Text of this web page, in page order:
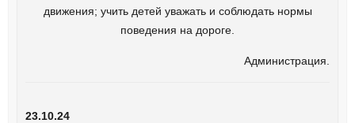
движения; учить детей уважать и соблюдать нормы
поведения на дороге.
Администрация.
23.10.24